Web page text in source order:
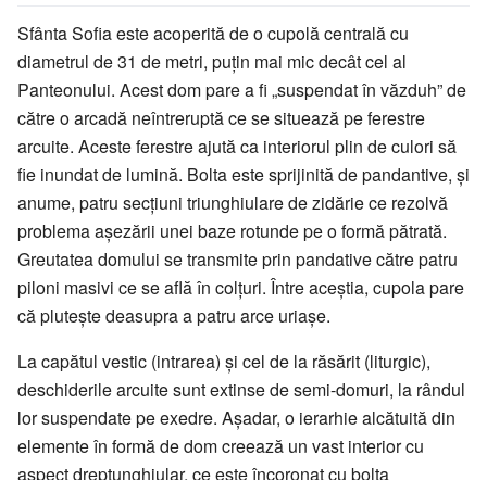
Sfânta Sofia este acoperită de o cupolă centrală cu
diametrul de 31 de metri, puţin mai mic decât cel al
Panteonului. Acest dom pare a fi „suspendat în văzduh” de
către o arcadă neîntreruptă ce se situează pe ferestre
arcuite. Aceste ferestre ajută ca interiorul plin de culori să
fie inundat de lumină. Bolta este sprijinită de pandantive, şi
anume, patru secţiuni triunghiulare de zidărie ce rezolvă
problema aşezării unei baze rotunde pe o formă pătrată.
Greutatea domului se transmite prin pandative către patru
piloni masivi ce se află în colţuri. Între aceştia, cupola pare
că pluteşte deasupra a patru arce uriaşe.
La capătul vestic (intrarea) şi cel de la răsărit (liturgic),
deschiderile arcuite sunt extinse de semi-domuri, la rândul
lor suspendate pe exedre. Aşadar, o ierarhie alcătuită din
elemente în formă de dom creează un vast interior cu
aspect dreptunghiular, ce este încoronat cu bolta